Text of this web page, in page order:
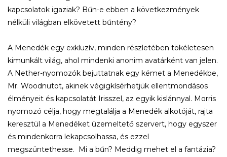
kapcsolatok igaziak? Bűn-e ebben a következmények
nélküli világban elkövetett bűntény?
A Menedék egy exkluzív, minden részletében tökéletesen
kimunkált világ, ahol mindenki anonim avatárként van jelen.
A Nether-nyomozók bejuttatnak egy kémet a Menedékbe,
Mr. Woodnutot, akinek végigkísérhetjük ellentmondásos
élményeit és kapcsolatát Irisszel, az egyik kislánnyal. Morris
nyomozó célja, hogy megtalálja a Menedék alkotóját, rajta
keresztül a Menedéket üzemeltető szervert, hogy egyszer
és mindenkorra lekapcsolhassa, és ezzel
megszüntethesse. Mi a bűn? Meddig mehet el a fantázia?